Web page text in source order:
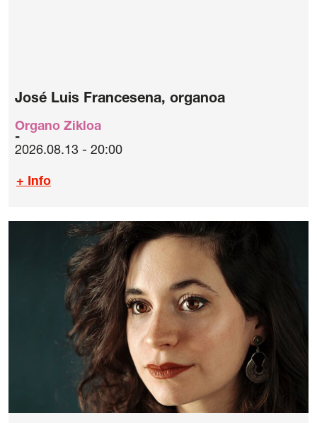
José Luis Francesena, organoa
Organo Zikloa
2026.08.13 - 20:00
+ Info